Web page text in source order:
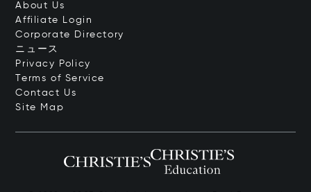
About Us
Affiliate Login
Corporate Directory
ニュース
Privacy Policy
Terms of Service
Contact Us
Site Map